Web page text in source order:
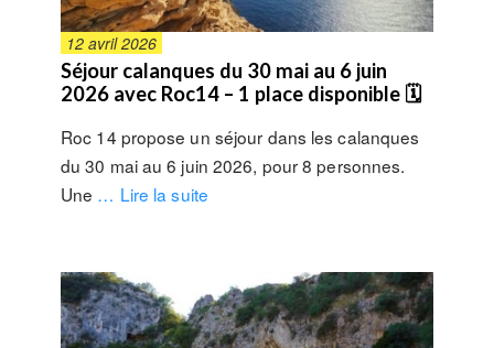
12 avril 2026
Séjour calanques du 30 mai au 6 juin
2026 avec Roc14 – 1 place disponible 🗓
Roc 14 propose un séjour dans les calanques
du 30 mai au 6 juin 2026, pour 8 personnes.
Une … Lire la suite